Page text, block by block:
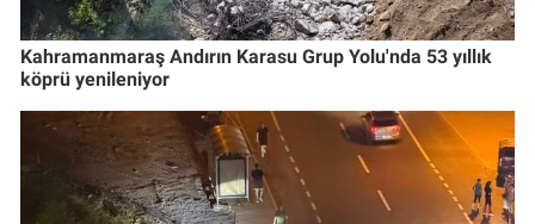
Kahramanmaraş Andırın Karasu Grup Yolu'nda 53 yıllık
köprü yenileniyor